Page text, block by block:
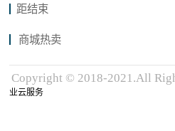
距结束
商城热卖
Copyright © 2018-2021.All
业云服务